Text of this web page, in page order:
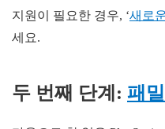
지원이 필요한 경우, ‘새로
세요.
두 번째 단계: 패